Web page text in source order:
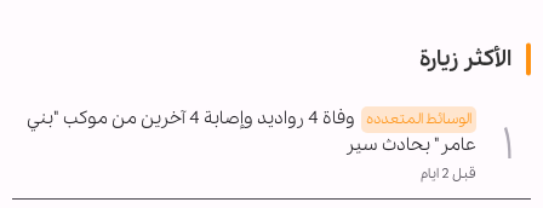
الأكثر زيارة
الوسائط المتعدده
وفاة 4 رواديد وإصابة 4 آخرين من موكب "بني
عامر" بحادث سير
قبل 2 ايام